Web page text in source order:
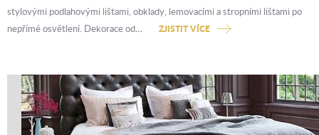
stylovými podlahovými lištami, obklady, lemovacími a stropními lištami po
nepřímé osvětlení. Dekorace od…
ZJISTIT VÍCE